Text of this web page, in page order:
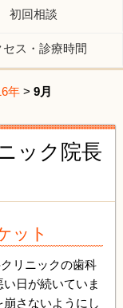
初回相談
セス・診療時間
年 > 9月
ック院長
ット
リニックの歯科
日が続いていま
さないようにし